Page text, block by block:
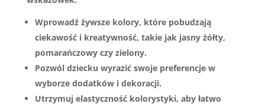
Wprowadź żywsze kolory, które pobudzają
ciekawość i kreatywność, takie jak jasny żółty,
pomarańczowy czy zielony.
Pozwól dziecku wyrazić swoje preferencje w
wyborze dodatków i dekoracji.
Utrzymuj elastyczność kolorystyki, aby łatwo